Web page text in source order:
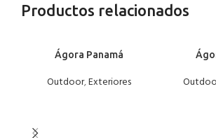
Productos relacionados
Ágora Panamá
Outdoor,Exteriores